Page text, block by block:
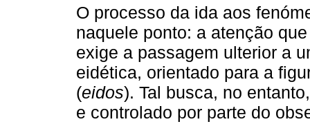
O processo da ida aos
naquele ponto: a atenção
exige a passagem ulterior a
eidética, orientado para a
(eidos). Tal busca, no
e controlado por parte do